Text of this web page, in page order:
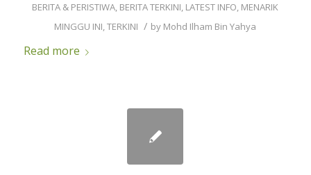
BERITA & PERISTIWA, BERITA TERKINI, LATEST INFO, MENARIK
MINGGU INI,TERKINI / by Mohd Ilham Bin Yahya
Read more